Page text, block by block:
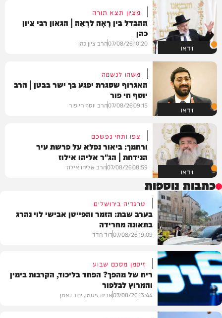
וידאו
מציון תצא תורה
ההבדל בין רָאָה לרְאֵה | הגאון רבי ציון
כהן
10:20
07/08/26הרב ציון כהן
וידאו
משהו לנשמה
האגרוף שסגרת יפגע בך ישר בבטן | הרב
יוסף חי פור
09:15
07/08/26הרב יוסף חי פור
וידאו
צפו ותחי נפשכם
ורחמך: ביאור נפלא על פרשת עיר
הנידחת | הג"ר אליהו אילוז
08:59
07/08/26הרב אליהו אילוז
כתבות נוספות
בארץ
טרגדיה בירושלים
בערב שבת: הזמר והפייטן אבישי לוי נהרג
בתאונה מחרידה
19:09
07/08/26דוד חדד
זיסמן מסכם שבוע
ריח של מהפך? הפחד בליכוד, הקרבות בימין
והמרוץ לבלפור
13:44
07/08/26אריה זיסמן, יתד נאמן